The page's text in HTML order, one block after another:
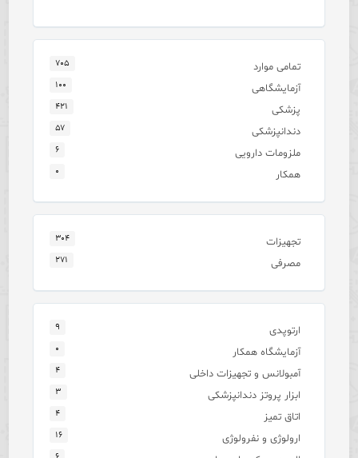
تمامی موارد ۷۰۵
آزمایشگاهی ۱۰۰
پزشکی ۴۲۱
دندانپزشکی ۵۷
ملزومات دارویی ۶
همکار ۰
تجهیزات ۳۰۴
مصرفی ۲۷۱
ارتوپدی ۹
آزمایشگاه همکار ۰
آمبولانس و تجهیزات داخلی ۴
ابزار پروتز دندانپزشکی ۳
اتاق تمیز ۴
ارولوژی و نفرولوژی ۱۶